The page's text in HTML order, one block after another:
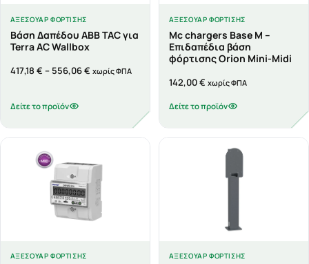
ΑΞΕΣΟΥΆΡ ΦΌΡΤΙΣΗΣ
Βάση Δαπέδου ABB TAC για
Terra AC Wallbox
417,18 € – 556,06€Price
χωρίς ΦΠΑ
Δείτε το προϊόν
ΑΞΕΣΟΥΆΡ ΦΌΡΤΙΣΗΣ
Mc chargers Base M –
Επιδαπέδια βάση
φόρτισης Orion Mini-Midi
142,00€ χωρίς ΦΠΑ
Δείτε το προϊόν
ΑΞΕΣΟΥΆΡ ΦΌΡΤΙΣΗΣ ΑΞΕΣΟΥΆΡ ΦΌΡΤΙΣΗΣ